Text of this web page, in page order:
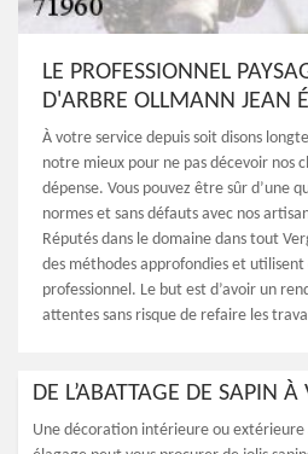
LE PROFESSIONNEL
D'ARBRE OLLMANN JEAN
À votre service depuis soit disons
notre mieux pour ne pas décevoir nos
dépense. Vous pouvez être sûr d’une
normes et sans défauts avec nos
Réputés dans le domaine dans tout
des méthodes approfondies et utilisent
professionnel. Le but est d’avoir un
attentes sans risque de refaire les
DE L’ABATTAGE DE SAPIN À
Une décoration intérieure ou extérieure